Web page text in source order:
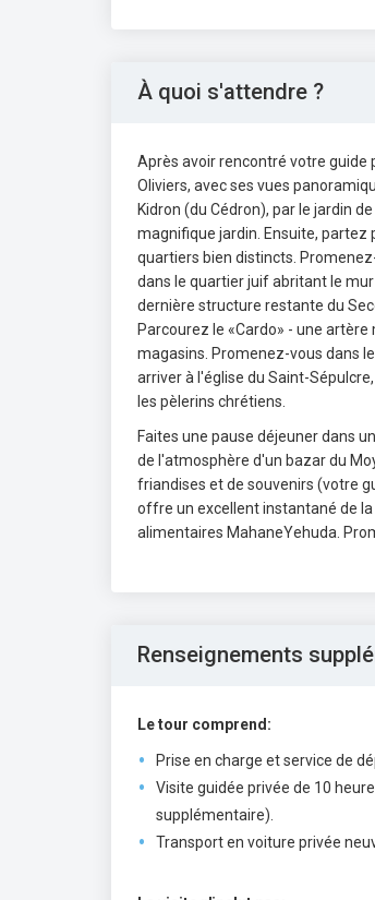
À quoi s'attendre ?
Après avoir rencontré votre
Oliviers, avec ses vues
Kidron (du Cédron), par le jardin
magnifique jardin. Ensuite, partez
quartiers bien distincts.
dans le quartier juif abritant le
dernière structure restante du
Parcourez le «Cardo» - une
magasins. Promenez-vous dans
arriver à l'église du Saint-
les pèlerins chrétiens.
Faites une pause déjeuner dans
de l'atmosphère d'un bazar du
friandises et de souvenirs (votre
offre un excellent instantané de
alimentaires MahaneYehuda.
Renseignements
Le tour comprend:
Prise en charge et service de
Visite guidée privée de 10
supplémentaire).
Transport en voiture privée